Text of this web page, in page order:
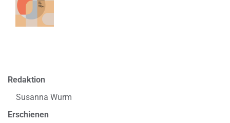
Redaktion
Susanna Wurm
Erschienen